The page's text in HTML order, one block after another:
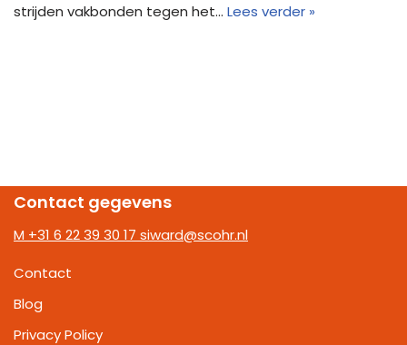
strijden vakbonden tegen het… Lees verder »
Contact gegevens
M +31 6 22 39 30 17 siward@scohr.nl
Contact
Blog
Privacy Policy